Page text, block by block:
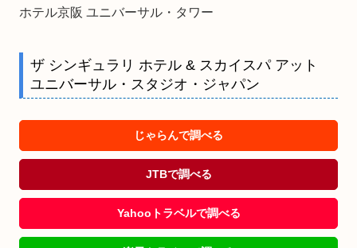
ホテル京阪 ユニバーサル・タワー
ザ シンギュラリ ホテル & スカイスパ アット
ユニバーサル・スタジオ・ジャパン
じゃらんで調べる
JTBで調べる
Yahooトラベルで調べる